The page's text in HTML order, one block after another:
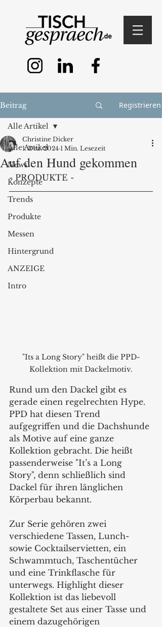
Beitrag Registrieren
Alle Artikel
News
Konzepte
Trends
Produkte
Messen
Hintergrund
ANZEIGE
Intro
Alle Artikel
Auf den Hund gekommen
Christine Dicker
1. Dez. 2024 1 Min. Lesezeit
- PRODUKTE -
"Its a Long Story" heißt die PPD-
Kollektion mit Dackelmotiv.
Rund um den Dackel gibt es
gerade einen regelrechten Hype.
PPD hat diesen Trend
aufgegriffen und die Dachshunde
als Motive auf eine ganze
Kollektion gebracht. Die heißt
passenderweise "It’s a Long
Story", denn schließlich sind
Dackel für ihren länglichen
Körperbau bekannt.
Zur Serie gehören zwei
verschiedene Tassen, Lunch-
sowie Cocktailservietten, ein
Schwammtuch, Taschentücher
und eine Trinkflasche für
unterwegs. Highlight dieser
Kollektion ist das liebevoll
gestaltete Set aus einer Tasse und
einem dazugehörigen